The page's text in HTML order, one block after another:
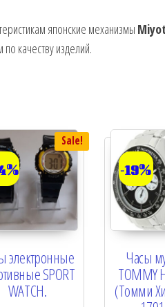
японские механизмы
качеству изделий.
Sale!
электронные
SPORT
WATCH.
-19%
Часы
TOMMY
(Томми